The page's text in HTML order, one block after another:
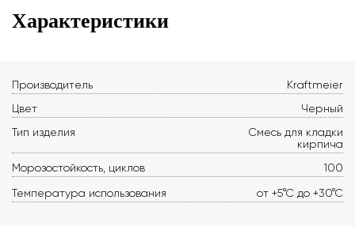
Характеристики
Производитель
Kraftmeier
Цвет
Черный
Тип изделия
Смесь для кладки
кирпича
Морозостойкость, циклов
100
Температура использования
от +5°С до +30°С